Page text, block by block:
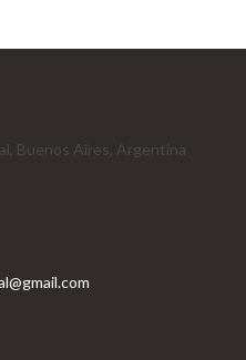
Buenos Aires, Argentina